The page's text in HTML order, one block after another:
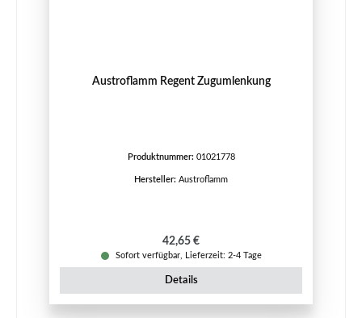
Austroflamm Regent Zugumlenkung
Produktnummer: 01021778
Hersteller: Austroflamm
Regulärer Preis:
42,65 €
Sofort verfügbar, Lieferzeit: 2-4 Tage
Details